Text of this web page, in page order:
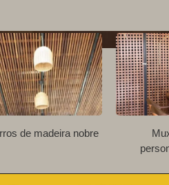
de madeira nobre